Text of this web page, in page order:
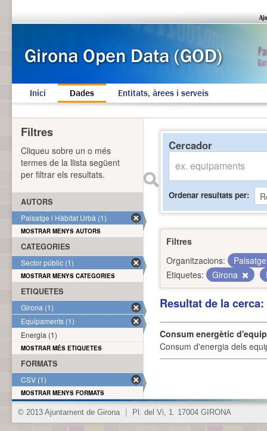
Inici Dades Entitats, àrees i serveis
Cercador
Ordenar resultats per
Filtres
Organitzacions:
Etiquetes:
Girona
Resultat de la
Consum energètic
Consum d'energia dels
Filtres
Cliqueu sobre un o més
termes de la llista següent
per filtrar els resultats.
AUTORS
Paisatge i Hàbitat Urbà (1)
MOSTRAR MENYS AUTORS
CATEGORIES
Sector públic (1)
MOSTRAR MENYS CATEGORIES
ETIQUETES
Girona (1)
Equipaments (1)
Energia (1)
MOSTRAR MÉS ETIQUETES
FORMATS
CSV (1)
MOSTRAR MENYS FORMATS
© 2013 Ajuntament de Girona Pl. del Vi, 1. 17004 GIRONA